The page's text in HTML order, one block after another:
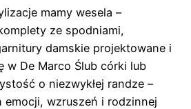
mamy wesela –
ze spodniami,
damskie projektowane i
w De Marco Ślub córki lub
o niezwykłej randze –
emocji, wzruszeń i rodzinnej